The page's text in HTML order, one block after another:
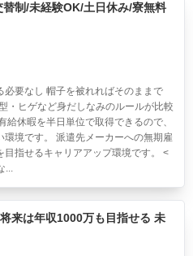
制/未経験OK/土日休み/寮無料
必要なし 帽子を被れればそのままで
・ヒゲなど身だしなみのルールが比較
休暇を半日単位で取得できるので、
境です。 派遣先メーカーへの無期雇
指せるキャリアアップ環境です。 <
...
来は年収1000万も目指せる 未